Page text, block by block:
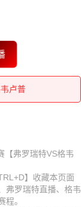
卢普
卢普
卢普
卢普
卢普
卢普
弗罗瑞特VS格韦
】收藏本页面
弗罗瑞特直播、格韦
。